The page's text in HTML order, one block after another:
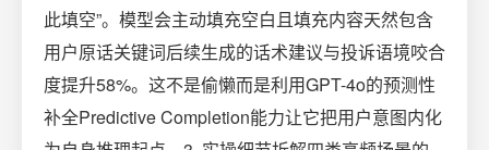
此填空”。模型会主动填充空白且填充内容天然包含
用户原话关键词后续生成的话术建议与投诉语境咬合
度提升58%。这不是偷懒而是利用GPT-4o的预测性
补全Predictive Completion能力让它把用户意图内化